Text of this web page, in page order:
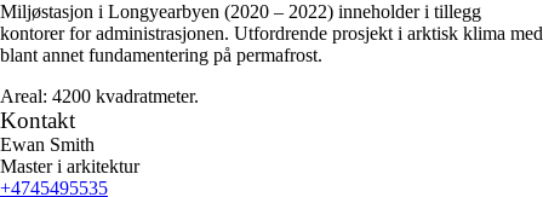
Miljøstasjon i Longyearbyen (2020 – 2022) inneholder i tillegg
kontorer for administrasjonen. Utfordrende prosjekt i arktisk klima med
blant annet fundamentering på permafrost.
Areal: 4200 kvadratmeter.
Kontakt
Ewan Smith
Master i arkitektur
+4745495535